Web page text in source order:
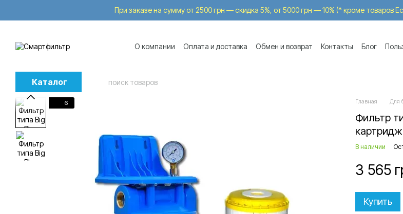
При заказе на сумму от 2500 грн — скидка 5%, от 5000 грн — 10% (* кроме товаров
О компании Оплата и доставка Обмен и возврат Контакты Блог
Каталог
6 Главная Для
Фильтр
В наличии
3 565
Купить